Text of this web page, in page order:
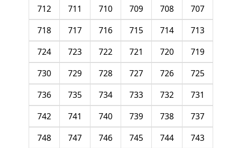
707
708
709
710
711
712
713
714
715
716
717
718
719
720
721
722
723
724
725
726
727
728
729
730
731
732
733
734
735
736
737
738
739
740
741
742
743
744
745
746
747
748